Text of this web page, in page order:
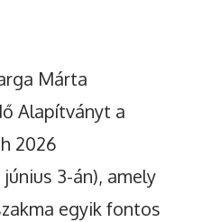
Márta
Alapítványt a
2026
3-án), amely
egyik fontos